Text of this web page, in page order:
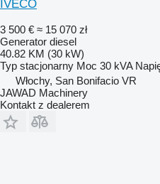
IVECO
3 500 € ≈ 15 070 zł
Generator diesel
40.82 KM (30 kW)
Typ stacjonarny Moc 30 kVA
Włochy, San Bonifacio VR
JAWAD Machinery
Kontakt z dealerem